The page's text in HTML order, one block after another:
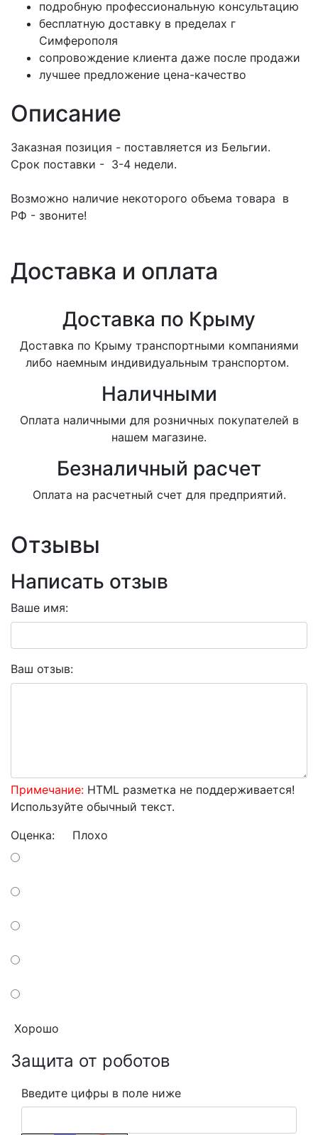
подробную профессиональную консультацию
бесплатную доставку в пределах г
Симферополя
сопровождение клиента даже после продажи
лучшее предложение цена-качество
Описание
Заказная позиция - поставляется из Бельгии.
Срок поставки - 3-4 недели.
Возможно наличие некоторого объема товара в
РФ - звоните!
Доставка и оплата
Доставка по Крыму
Доставка по Крыму транспортными компаниями
либо наемным индивидуальным транспортом.
Наличными
Оплата наличными для розничных покупателей в
нашем магазине.
Безналичный расчет
Оплата на расчетный счет для предприятий.
Отзывы
Написать отзыв
Ваше имя:
Ваш отзыв:
Примечание: HTML разметка не поддерживается!
Используйте обычный текст.
Оценка: Плохо
Хорошо
Защита от роботов
Введите цифры в поле ниже